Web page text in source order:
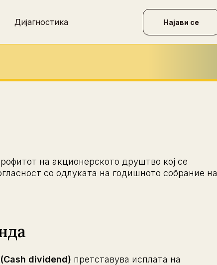
Дијагностика Најави се
на акционерското друштво кој се
со одлуката на годишното собрание на
dividend) претставува исплата на